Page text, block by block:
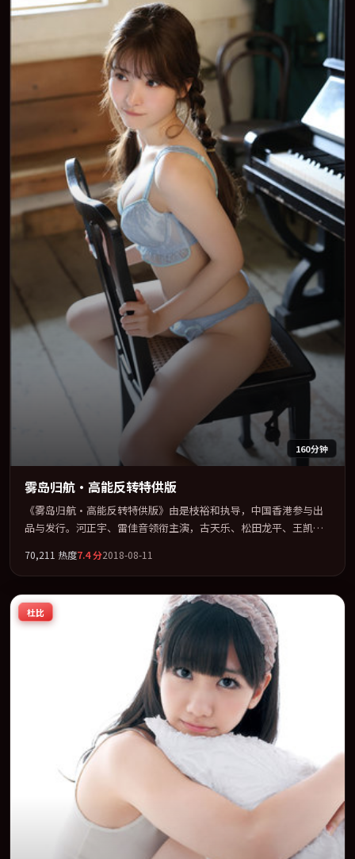
160分钟
雾岛归航·高能反转特供版
《雾岛归航·高能反转特供版》由是枝裕和执导，中国香港参与出
品与发行。河正宇、雷佳音领衔主演，古天乐、松田龙平、王凯、
全片以「冒险」类型为骨架，在叙事、表演与视听上力求统一。定
于 2018-11-13 在内地院线及主流平台同步亮相，2018 年度话题片
中口碑稳健，适合喜欢强情节与人物弧光的观众完整观看。
70,211 热度7.4分2018-08-11
杜比